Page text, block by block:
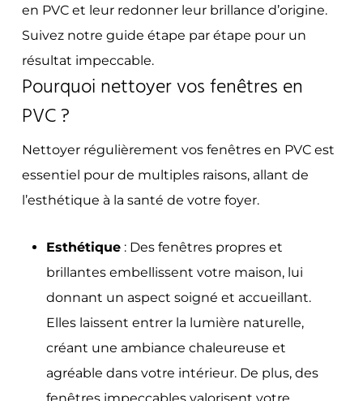
en PVC et leur redonner leur brillance d’origine.
Suivez notre guide étape par étape pour un
résultat impeccable.
Pourquoi nettoyer vos fenêtres en
PVC ?
Nettoyer régulièrement vos fenêtres en PVC est
essentiel pour de multiples raisons, allant de
l’esthétique à la santé de votre foyer.
Esthétique: Des fenêtres propres et
brillantes embellissent votre maison, lui
donnant un aspect soigné et accueillant.
Elles laissent entrer la lumière naturelle,
créant une ambiance chaleureuse et
agréable dans votre intérieur. De plus, des